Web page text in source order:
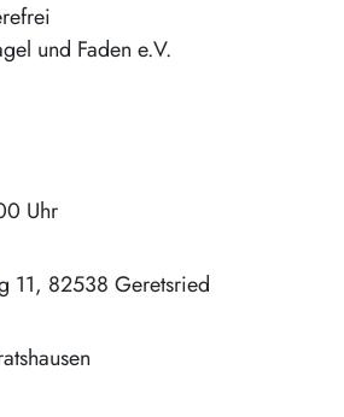
und Faden e.V.
Uhr
11 82538 Geretsried